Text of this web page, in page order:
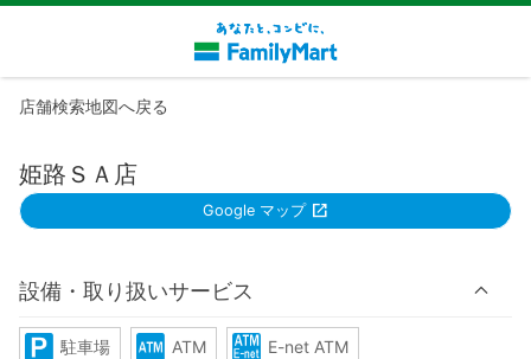
店舗検索地図へ戻る
姫路ＳＡ店
Google マップ
設備・取り扱いサービス
駐車場 ATM E-net ATM